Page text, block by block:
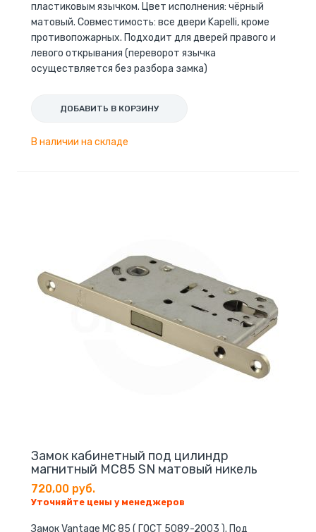
пластиковым язычком. Цвет исполнения: чёрный
матовый. Совместимость: все двери Kapelli, кроме
противопожарных. Подходит для дверей правого и
левого открывания (переворот язычка
осуществляется без разбора замка)
ДОБАВИТЬ В КОРЗИНУ
В наличии на складе
Замок кабинетный под цилиндр
магнитный MС85 SN матовый никель
720,00 руб.
Уточняйте цены у менеджеров
Замок Vantage МС 85 ( ГОСТ 5089-2003 ). Под